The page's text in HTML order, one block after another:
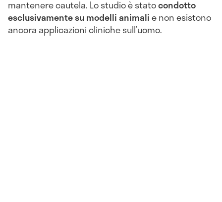
mantenere cautela. Lo studio è statocondotto
esclusivamente su modelli animalie non esistono
ancora applicazioni cliniche sull’uomo.